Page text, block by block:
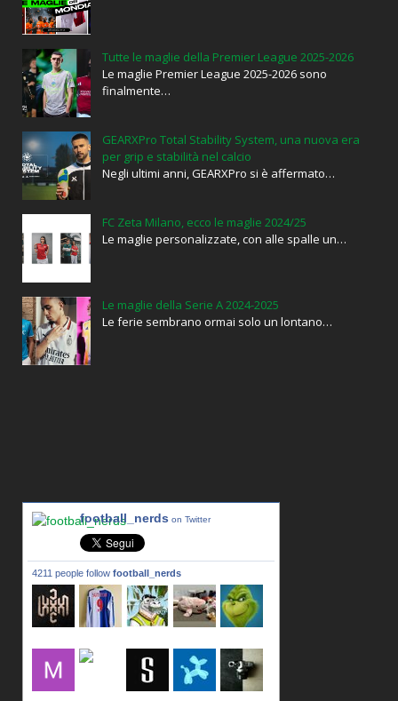
Tutte le maglie della Premier League 2025-2026
Le maglie Premier League 2025-2026 sono
finalmente…
GEARXPro Total Stability System, una nuova era
per grip e stabilità nel calcio
Negli ultimi anni, GEARXPro si è affermato…
FC Zeta Milano, ecco le maglie 2024/25
Le maglie personalizzate, con alle spalle un…
Le maglie della Serie A 2024-2025
Le ferie sembrano ormai solo un lontano…
football_nerds on Twitter
4211 people follow football_nerds